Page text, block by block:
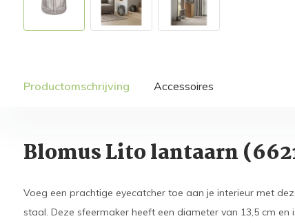
Productomschrijving Accessoires
Blomus Lito lantaarn
Voeg een prachtige eyecatcher toe aan je interieur met
staal. Deze sfeermaker heeft een diameter van 13,5 cm en